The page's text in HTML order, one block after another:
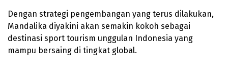
Dengan strategi pengembangan yang terus dilakukan,
Mandalika diyakini akan semakin kokoh sebagai
destinasi sport tourism unggulan Indonesia yang
mampu bersaing di tingkat global.